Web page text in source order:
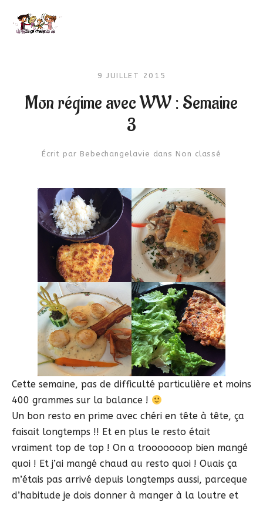
9 JUILLET 2015
Mon régime avec WW : Semaine
3
Écrit par Bebechangelavie dans Non classé
Cette semaine, pas de difficulté particulière et moins
400 grammes sur la balance !
Un bon resto en prime avec chéri en tête à tête, ça
faisait longtemps !! Et en plus le resto était
vraiment top de top ! On a trooooooop bien mangé
quoi ! Et j’ai mangé chaud au resto quoi ! Ouais ça
m’étais pas arrivé depuis longtemps aussi, parceque
d’habitude je dois donner à manger à la loutre et